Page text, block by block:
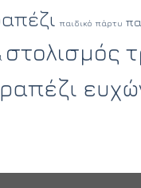
παιδικό πάρτυ
στολισμός